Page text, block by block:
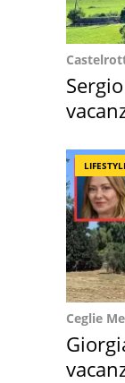
Ceglie